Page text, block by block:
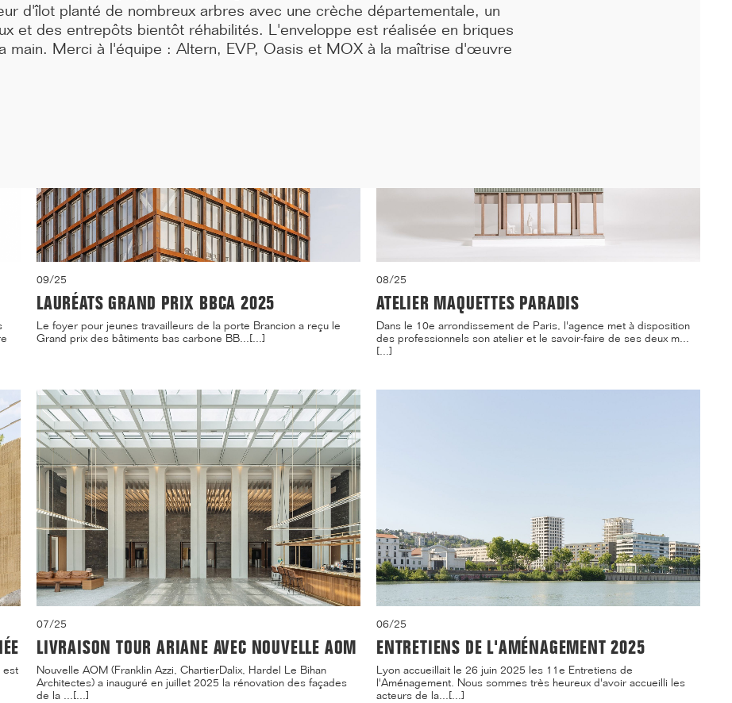
médecine de Paris située 91, Boulevard de l'...[...]
logements étudiants et d'une crèche sur le ca...[...]
09/25
LAURÉATS GRAND PRIX BBCA 2025
Le foyer pour jeunes travailleurs de la porte Brancion a reçu le
Grand prix des bâtiments bas carbone BB...[...]
08/25
ATELIER MAQUETTES PARADIS
Dans le 10e arrondissement de Paris, l'agence met à disposition
des professionnels son atelier et le savoir-faire de ses deux m...
[...]
est
07/25
LIVRAISON TOUR ARIANE AVEC NOUVELLE AOM
Nouvelle AOM (Franklin Azzi, ChartierDalix, Hardel Le Bihan
Architectes) a inauguré en juillet 2025 la rénovation des façades
de la ...[...]
06/25
ENTRETIENS DE L'AMÉNAGEMENT 2025
Lyon accueillait le 26 juin 2025 les 11e Entretiens de
l'Aménagement. Nous sommes très heureux d'avoir accueilli les
acteurs de la...[...]
d'îlot planté de nombreux arbres avec une crèche départementale, un
et des entrepôts bientôt réhabilités. L'enveloppe est réalisée en briques
main. Merci à l'équipe : Altern, EVP, Oasis et MOX à la maîtrise d'œuvre